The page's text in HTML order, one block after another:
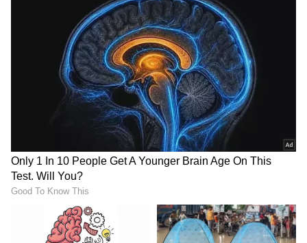
ಜೀವ ಉಳಿಸುವುದೇ ಮೊದಲ ಆದ್ಯತೆ
ಆಂಬುಲೆನ್ಸ್ ವಿಳಂಬದ ಕಾರಣಕ್ಕೆ ಇನ್ಮುಂದೆ ಯಾವುದೇ ಜೀವ
ಹೋಗಬಾರದು ಎಂಬ ಉದ್ದೇಶದಿಂದ ಸರ್ಕಾರ ಈ
ಬದಲಾವಣೆಗೆ ಮುಂದಾಗಿದೆ. ಟೆಂಡರ್ ಪ್ರಕ್ರಿಯೆ ಮತ್ತು ಹೊಸ
ನಿಯಮಗಳ ಜಾರಿಯಿಂದಾಗಿ ಇನ್ನು ಕೆಲವೇ ದಿನಗಳಲ್ಲಿ
ರಾಜ್ಯದಾದ್ಯಂತ ವೇಗದ ಮತ್ತು ಗುಣಮಟ್ಟದ 108 ಸೇವೆ